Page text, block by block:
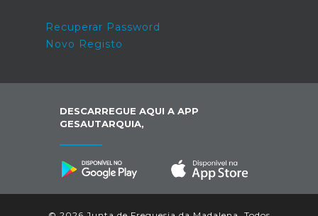
Recuperar Password
Novo Registo
DESCARREGUE AQUI A APP
GESAUTARQUIA,